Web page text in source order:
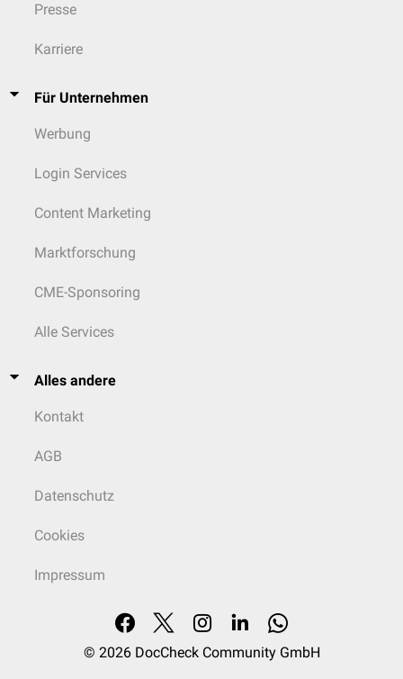
Presse
Karriere
Für Unternehmen
Werbung
Login Services
Content Marketing
Marktforschung
CME-Sponsoring
Alle Services
Alles andere
Kontakt
AGB
Datenschutz
Cookies
Impressum
© 2026 DocCheck Community GmbH